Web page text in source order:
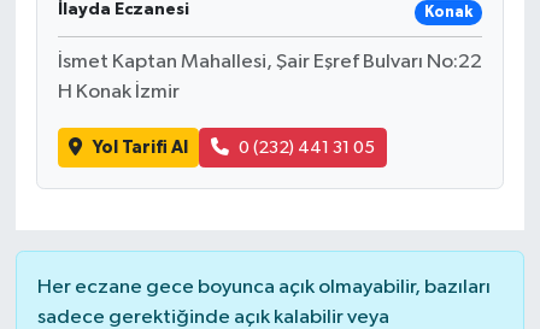
İlayda Eczanesi Konak
İsmet Kaptan Mahallesi, Şair Eşref Bulvarı No:22
H Konak İzmir
Yol Tarifi Al 0 (232) 441 31 05
Her eczane gece boyunca açık olmayabilir, bazıları
sadece gerektiğinde açık kalabilir veya